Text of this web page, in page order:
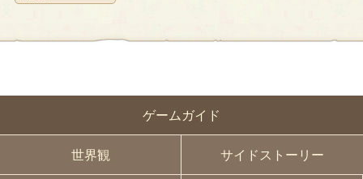
ゲームガイド
世界観 サイドストーリー
ー